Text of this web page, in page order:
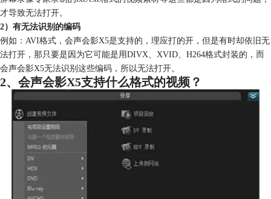
才导致无法打开。
2）有无法识别的编码
例如：AVI格式，会声会影X5是支持的，理应打的开，但是有时却依旧无
法打开，那只要是因为它可能是用DIVX、XVID、H264格式封装的，而
会声会影X5无法识别这些编码，所以无法打开。
2、会声会影X5支持什么格式的视频？